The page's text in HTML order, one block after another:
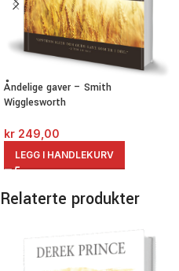
Åndelige gaver – Smith
Wigglesworth
kr 249,00
LEGG I HANDLEKURV
Relaterte produkter